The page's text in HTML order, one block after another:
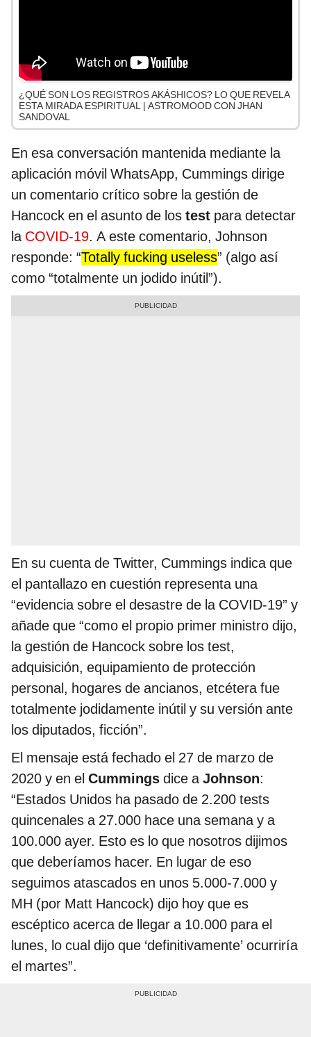
¿QUÉ SON LOS REGISTROS AKÁSHICOS? LO QUE REVELA
ESTA MIRADA ESPIRITUAL | ASTROMOOD CON JHAN
SANDOVAL
En esa conversación mantenida mediante la
aplicación móvil WhatsApp, Cummings dirige
un comentario crítico sobre la gestión de
Hancock en el asunto de los test para detectar
laCOVID-19. A este comentario, Johnson
responde: “Totally fucking useless” (algo así
como “totalmente un jodido inútil”).
En su cuenta de Twitter, Cummings indica que
el pantallazo en cuestión representa una
“evidencia sobre el desastre de la COVID-19” y
añade que “como el propio primer ministro dijo,
la gestión de Hancock sobre los test,
adquisición, equipamiento de protección
personal, hogares de ancianos, etcétera fue
totalmente jodidamente inútil y su versión ante
los diputados, ficción”.
El mensaje está fechado el 27 de marzo de
2020 y en el Cummings dice aJohnson:
“Estados Unidos ha pasado de 2.200 tests
quincenales a 27.000 hace una semana y a
100.000 ayer. Esto es lo que nosotros dijimos
que deberíamos hacer. En lugar de eso
seguimos atascados en unos 5.000-7.000 y
MH (por Matt Hancock) dijo hoy que es
escéptico acerca de llegar a 10.000 para el
lunes, lo cual dijo que ‘definitivamente’ ocurriría
el martes”.